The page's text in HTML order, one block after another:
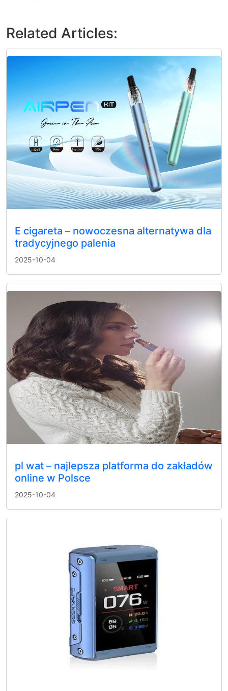
Related Articles:
E cigareta – nowoczesna alternatywa dla
tradycyjnego palenia
2025-10-04
pl wat – najlepsza platforma do zakładów
online w Polsce
2025-10-04